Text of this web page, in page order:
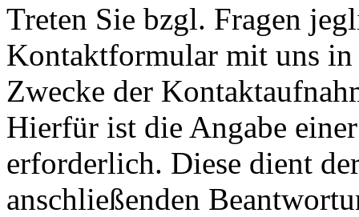
Treten Sie bzgl. Fragen
Kontaktformular mit uns
Zwecke der
Hierfür ist die Angabe
erforderlich. Diese dient
anschließenden